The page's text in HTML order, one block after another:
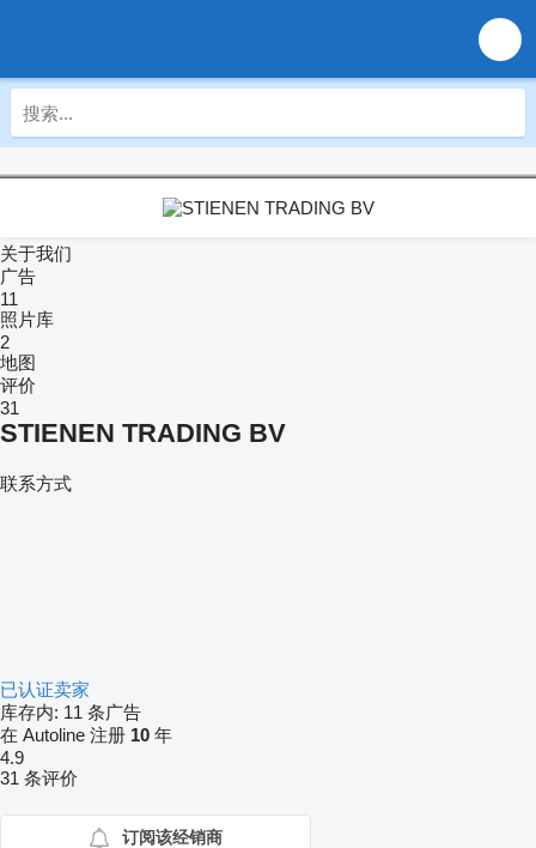
关于我们
广告
11
照片库
2
地图
评价
31
STIENEN TRADING BV
联系方式
已认证卖家
库存内: 11 条广告
在 Autoline 注册 10 年
4.9
31 条评价
订阅该经销商